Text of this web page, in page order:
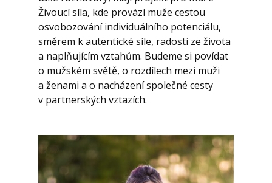
Živoucí síla, kde provází muže cestou
osvobozování individuálního potenciálu,
směrem k autentické síle, radosti ze života
a naplňujícím vztahům. Budeme si povídat
o mužském světě, o rozdílech mezi muži
a ženami a o nacházení společné cesty
v partnerských vztazích.